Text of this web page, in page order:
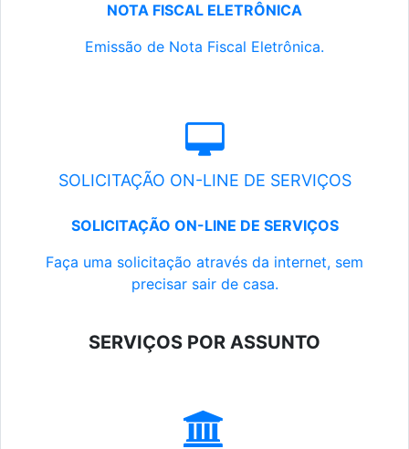
NOTA FISCAL ELETRÔNICA
Emissão de Nota Fiscal Eletrônica.
SOLICITAÇÃO ON-LINE DE SERVIÇOS
SOLICITAÇÃO ON-LINE DE SERVIÇOS
Faça uma solicitação através da internet, sem
precisar sair de casa.
SERVIÇOS POR ASSUNTO